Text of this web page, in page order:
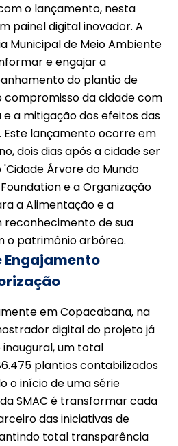
o lançamento, nesta
painel digital inovador. A
Municipal de Meio Ambiente
e engajar a
do plantio de
compromisso da cidade com
a mitigação dos efeitos das
Este lançamento ocorre em
dois dias após a cidade ser
Árvore do Mundo
e a Organização
a Alimentação e a
reconhecimento de sua
o patrimônio arbóreo.
Engajamento
em Copacabana, na
digital do projeto já
um total
plantios contabilizados
o início de uma série
SMAC é transformar cada
das iniciativas de
total transparência